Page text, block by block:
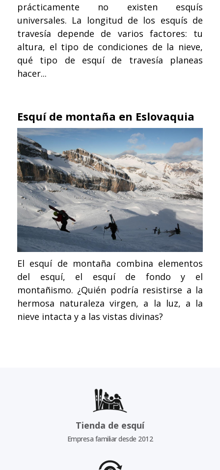
prácticamente no existen esquís
universales. La longitud de los esquís de
travesía depende de varios factores: tu
altura, el tipo de condiciones de la nieve,
qué tipo de esquí de travesía planeas
hacer...
Esquí de montaña en Eslovaquia
El esquí de montaña combina elementos
del esquí, el esquí de fondo y el
montañismo. ¿Quién podría resistirse a la
hermosa naturaleza virgen, a la luz, a la
nieve intacta y a las vistas divinas?
Tienda de esquí
Empresa familiar desde 2012